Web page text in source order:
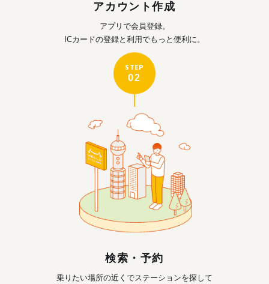
アカウント作成
アプリで会員登録。
ICカードの登録と利用でもっと便利に。
STEP
02
検索・予約
乗りたい場所の近くでステーションを探して